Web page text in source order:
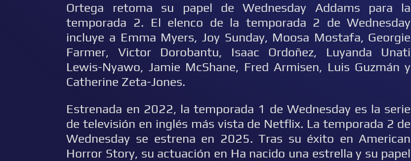
Ortega retoma su papel de Wednesday Addams para la
temporada 2. El elenco de la temporada 2 de Wednesday
incluye a Emma Myers, Joy Sunday, Moosa Mostafa, Georgie
Farmer, Victor Dorobantu, Isaac Ordoñez, Luyanda Unati
Lewis-Nyawo, Jamie McShane, Fred Armisen, Luis Guzmán y
Catherine Zeta-Jones.
Estrenada en 2022, la temporada 1 de Wednesday es la serie
de televisión en inglés más vista de Netflix. La temporada 2 de
Wednesday se estrena en 2025. Tras su éxito en American
Horror Story, su actuación en Ha nacido una estrella y su papel